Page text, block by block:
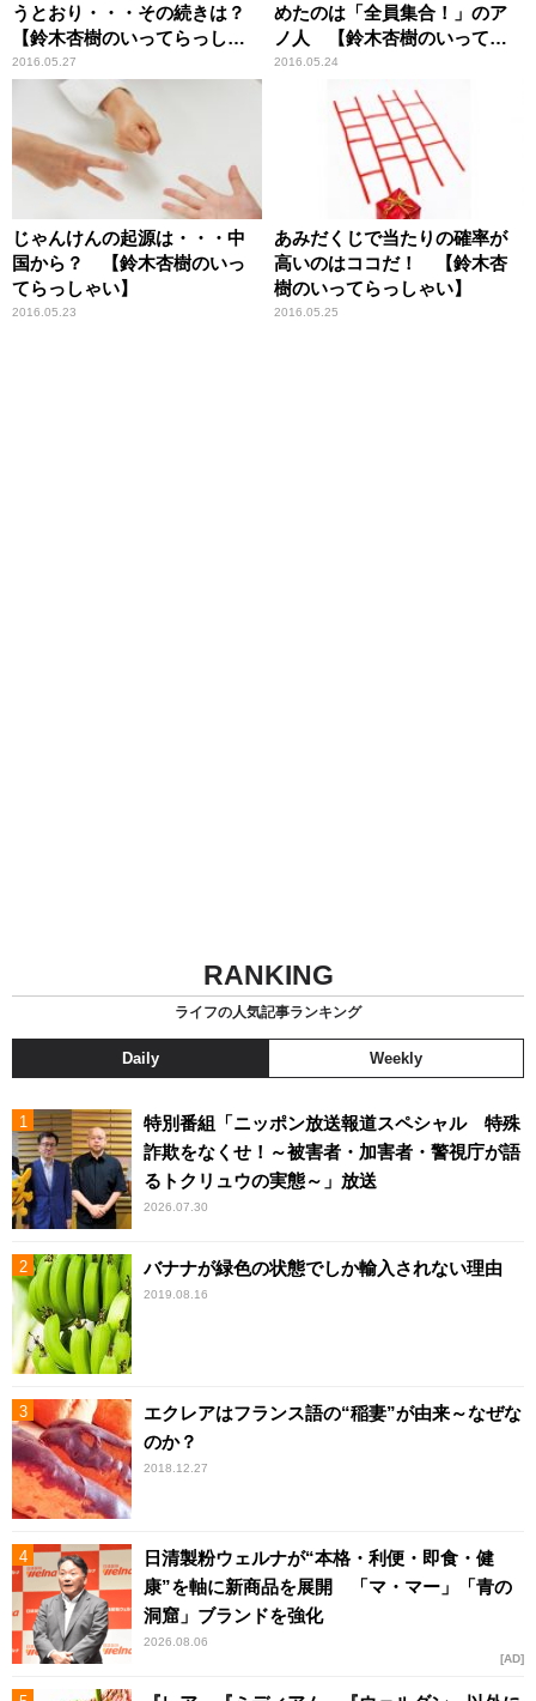
うとおり・・・その続きは？
【鈴木杏樹のいってらっしゃ
い】
2016.05.27
めたのは「全員集合！」のア
ノ人 【鈴木杏樹のいってら
っしゃい】
2016.05.24
じゃんけんの起源は・・・中
国から？ 【鈴木杏樹のいっ
てらっしゃい】
2016.05.23
あみだくじで当たりの確率が
高いのはココだ！ 【鈴木杏
樹のいってらっしゃい】
2016.05.25
RANKING
ライフの人気記事ランキング
Daily Weekly
特別番組「ニッポン放送報道スペシャル 特殊
詐欺をなくせ！～被害者・加害者・警視庁が語
るトクリュウの実態～」放送
2026.07.30
バナナが緑色の状態でしか輸入されない理由
2019.08.16
エクレアはフランス語の“稲妻”が由来～なぜな
のか？
2018.12.27
日清製粉ウェルナが“本格・利便・即食・健
康”を軸に新商品を展開 「マ・マー」「青の
洞窟」ブランドを強化
2026.08.06
AD